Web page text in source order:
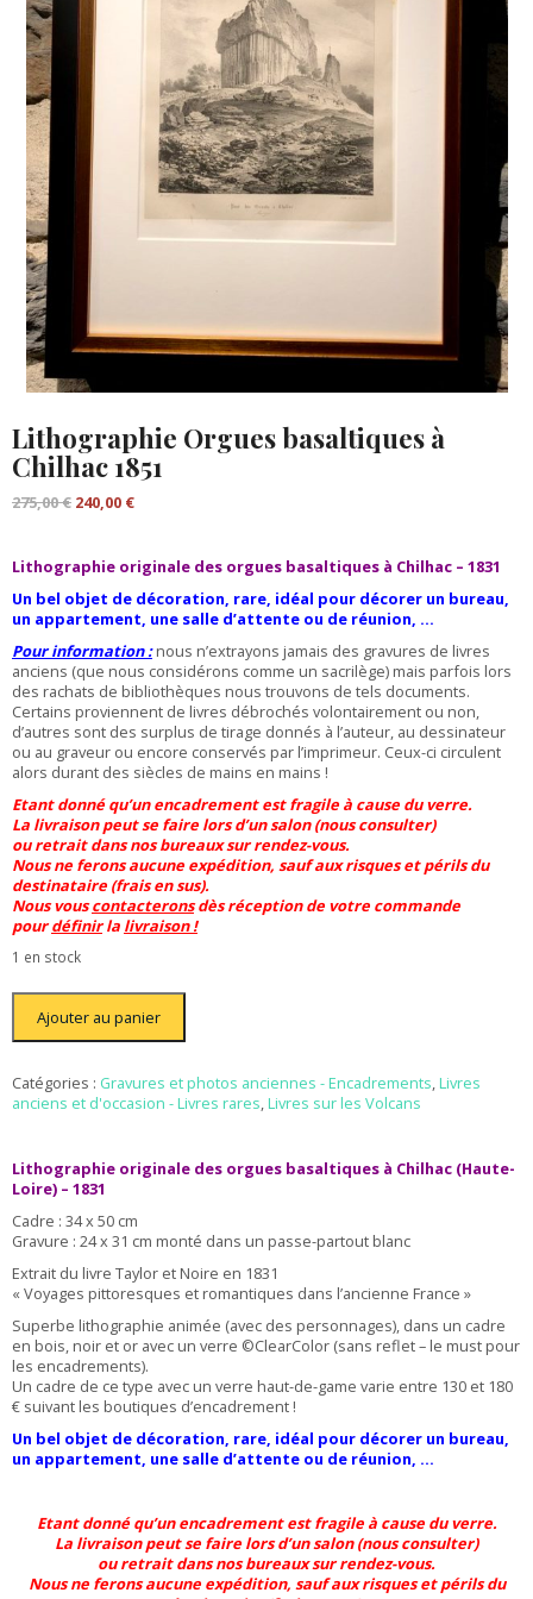
Lithographie Orgues basaltiques à
Chilhac 1851
275,00€ Le
était :
275,00 €.
240,00 €Le
est :
240,00 €.
Lithographie originale des orgues basaltiques à Chilhac – 1831
Un bel objet de décoration, rare, idéal pour décorer un bureau,
un appartement, une salle d’attente ou de réunion, …
Pour information :nous n’extrayons jamais des gravures de livres
anciens (que nous considérons comme un sacrilège) mais parfois lors
des rachats de bibliothèques nous trouvons de tels documents.
Certains proviennent de livres débrochés volontairement ou non,
d’autres sont des surplus de tirage donnés à l’auteur, au dessinateur
ou au graveur ou encore conservés par l’imprimeur. Ceux-ci circulent
alors durant des siècles de mains en mains !
Etant donné qu’un encadrement est fragile à cause du verre.
La livraison peut se faire lors d’un salon (nous consulter)
ou retrait dans nos bureaux sur rendez-vous.
Nous ne ferons aucune expédition, sauf aux risques et périls du
destinataire (frais en sus).
Nous vouscontacteronsdès réception de votre commande
pourdéfinirla livraison !
1 en stock
quantité
Lithographie
basaltiques
à
Ajouter au panier
Catégories : Gravures et photos anciennes - Encadrements,Livres
anciens et d'occasion - Livres rares,Livres sur les Volcans
Lithographie originale des orgues basaltiques à Chilhac (Haute-
Loire) – 1831
Cadre : 34 x 50 cm
Gravure : 24 x 31 cm monté dans un passe-partout blanc
Extrait du livre Taylor et Noire en 1831
« Voyages pittoresques et romantiques dans l’ancienne France »
Superbe lithographie animée (avec des personnages), dans un cadre
en bois, noir et or avec un verre ©ClearColor (sans reflet – le must pour
les encadrements).
Un cadre de ce type avec un verre haut-de-game varie entre 130 et 180
€ suivant les boutiques d’encadrement !
Un bel objet de décoration, rare, idéal pour décorer un bureau,
un appartement, une salle d’attente ou de réunion, …
Etant donné qu’un encadrement est fragile à cause du verre.
La livraison peut se faire lors d’un salon (nous consulter)
ou retrait dans nos bureaux sur rendez-vous.
Nous ne ferons aucune expédition, sauf aux risques et périls du